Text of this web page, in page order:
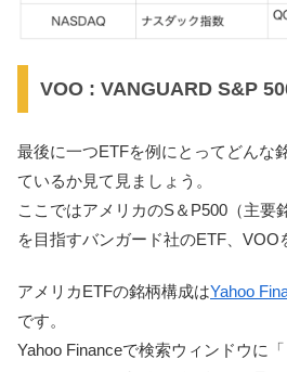
VOO : VANGUARD S&P
最後に一つETFを例にとってどんな
ているか見て見ましょう。
ここではアメリカのS＆P500（主要
を目指すバンガード社のETF、VOO
アメリカETFの銘柄構成はYahoo
です。
Yahoo Financeで検索ウィンドウ